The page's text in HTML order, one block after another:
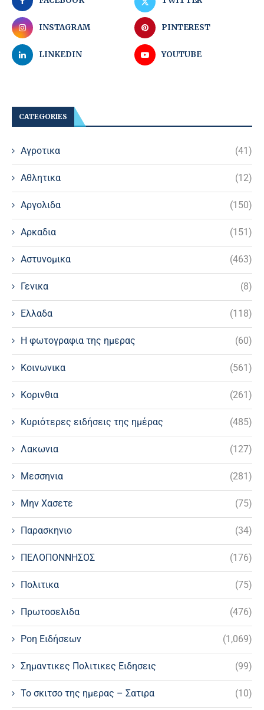
INSTAGRAM PINTEREST
LINKEDIN YOUTUBE
CATEGORIES
Αγροτικα (41)
Αθλητικα (12)
Αργολιδα (150)
Αρκαδια (151)
Αστυνομικα (463)
Γενικα (8)
Ελλαδα (118)
Η φωτογραφια της ημερας (60)
Κοινωνικα (561)
Κορινθια (261)
Κυριότερες ειδήσεις της ημέρας (485)
Λακωνια (127)
Μεσσηνια (281)
Μην Χασετε (75)
Παρασκηνιο (34)
ΠΕΛΟΠΟΝΝΗΣΟΣ (176)
Πολιτικα (75)
Πρωτοσελιδα (476)
Ροη Ειδήσεων (1,069)
Σημαντικες Πολιτικες Ειδησεις (99)
Το σκιτσο της ημερας – Σατιρα (10)